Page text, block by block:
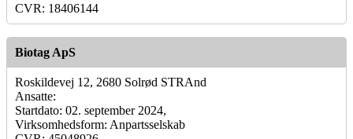
CVR: 18406144
Biotag ApS
Roskildevej 12, 2680 Solrød STRAnd
Ansatte:
Startdato: 02. september 2024,
Virksomhedsform: Anpartsselskab